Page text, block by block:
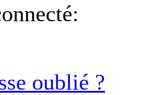
oublié ?